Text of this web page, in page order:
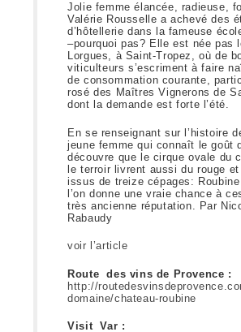
Jolie femme élancée, radieuse,
Valérie Rousselle a achevé des
d’hôtellerie dans la fameuse
–pourquoi pas? Elle est née pas
Lorgues, à Saint-Tropez, où de
viticulteurs s’escriment à faire
de consommation courante,
rosé des Maîtres Vignerons de
dont la demande est forte l’été.
En se renseignant sur l’histoire
jeune femme qui connaît le goût
découvre que le cirque ovale du
le terroir livrent aussi du rouge
issus de treize cépages:
l’on donne une vraie chance à
très ancienne réputation. Par
Rabaudy
voir l’article
Route des vins de Provence :
http://
domaine/chateau-roubine
Visit Var :